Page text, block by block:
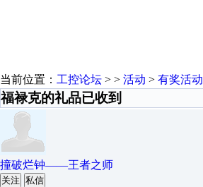
当前位置： 工控论坛 > > 活动 > 有奖活动
福禄克的礼品已收到
撞破烂钟——王者之师
关注 私信